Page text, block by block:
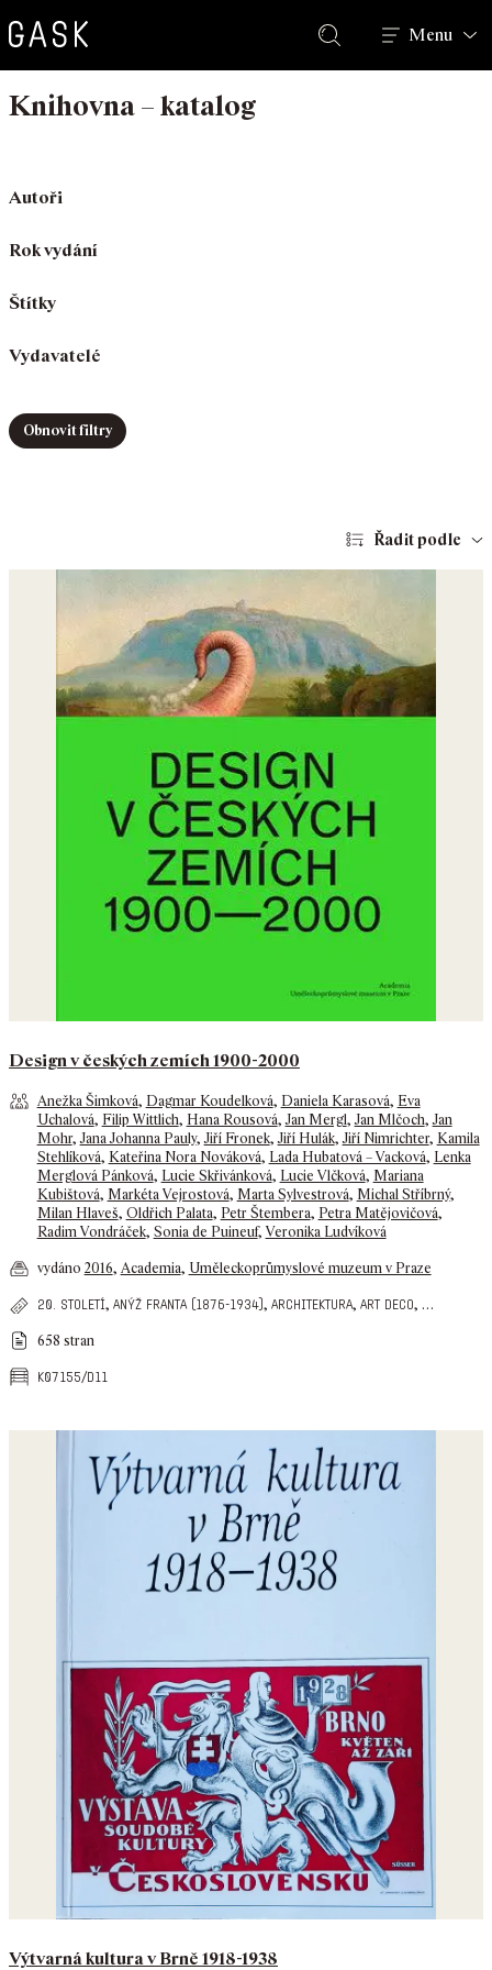
Hledat
Menu
Knihovna – katalog
Autoři
Rok vydání
Štítky
Vydavatelé
Obnovit filtry
Řadit podle
Design v českých zemích 1900-2000
Anežka Šimková, Dagmar Koudelková, Daniela Karasová, Eva
Uchalová, Filip Wittlich, Hana Rousová,Jan Mergl,Jan Mlčoch,Jan
Mohr,Jana Johanna Pauly,Jiří Fronek,Jiří Hulák,Jiří Nimrichter, Kamila
Stehlíková, Kateřina Nora Nováková, Lada Hubatová – Vacková, Lenka
Merglová Pánková, Lucie Skřivánková, Lucie Vlčková, Mariana
Kubištová, Markéta Vejrostová, Marta Sylvestrová, Michal Stříbrný,
Milan Hlaveš, Oldřich Palata, Petr Štembera, Petra Matějovičová,
Radim Vondráček, Sonia de Puineuf, Veronika Ludvíková
vydáno 2016, Academia, Uměleckoprůmyslové muzeum v Praze
20. století, anýž franta (1876-1934), architektura, art deco, …
658 stran
k07155/d11
Výtvarná kultura v Brně 1918-1938